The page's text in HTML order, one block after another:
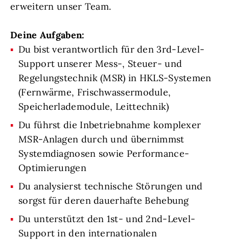
erweitern unser Team.
Deine Aufgaben:
Du bist verantwortlich für den 3rd-Level-
Support unserer Mess-, Steuer- und
Regelungstechnik (MSR) in HKLS-Systemen
(Fernwärme, Frischwassermodule,
Speicherlademodule, Leittechnik)
Du führst die Inbetriebnahme komplexer
MSR-Anlagen durch und übernimmst
Systemdiagnosen sowie Performance-
Optimierungen
Du analysierst technische Störungen und
sorgst für deren dauerhafte Behebung
Du unterstützt den 1st- und 2nd-Level-
Support in den internationalen